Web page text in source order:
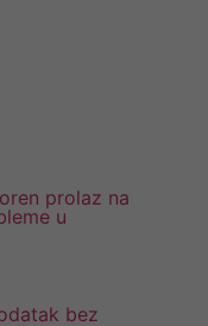
prolaz na
u
bez